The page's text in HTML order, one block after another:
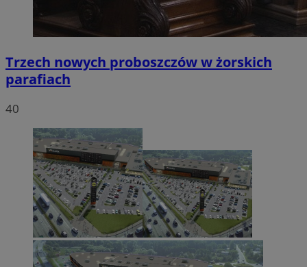
Trzech nowych proboszczów w żorskich
parafiach
40